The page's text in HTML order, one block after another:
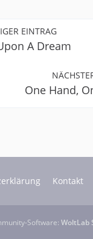
EINTRAG
A Dream
One Hand,
Kontakt
Software: WoltLab